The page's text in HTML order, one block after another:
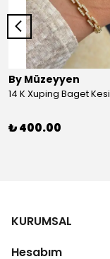
By Müzeyyen
₺ 400.00
KURUMSAL
Hesabım